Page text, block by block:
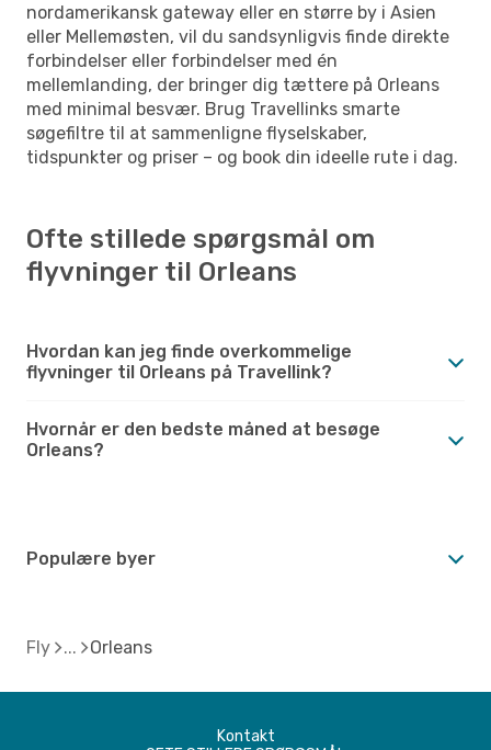
nordamerikansk gateway eller en større by i Asien
eller Mellemøsten, vil du sandsynligvis finde direkte
forbindelser eller forbindelser med én
mellemlanding, der bringer dig tættere på Orleans
med minimal besvær. Brug Travellinks smarte
søgefiltre til at sammenligne flyselskaber,
tidspunkter og priser – og book din ideelle rute i dag.
Ofte stillede spørgsmål om
flyvninger til Orleans
Hvordan kan jeg finde overkommelige
flyvninger til Orleans på Travellink?
Hvornår er den bedste måned at besøge
Orleans?
Populære byer
Fly Orleans
Kontakt